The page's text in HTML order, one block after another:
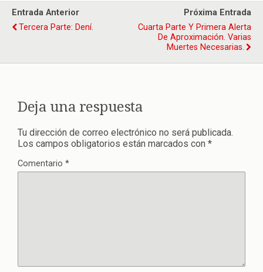
Entrada Anterior
Tercera Parte: Dení.
Próxima Entrada
Cuarta Parte Y Primera Alerta
De Aproximación. Varias
Muertes Necesarias.
Deja una respuesta
Tu dirección de correo electrónico no será publicada.
Los campos obligatorios están marcados con *
Comentario *